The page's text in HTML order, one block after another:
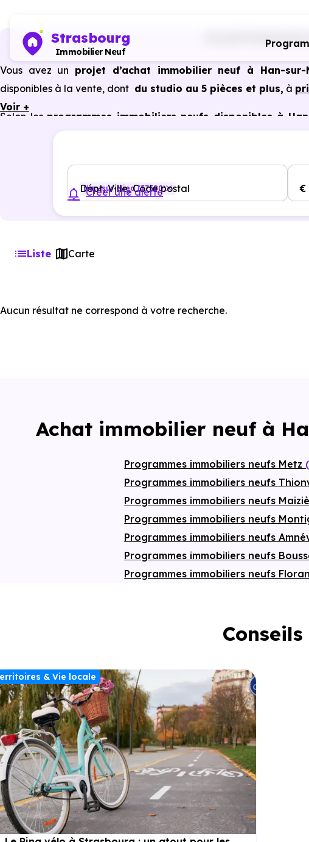
Strasbourg
Immobilier Neuf
Vous avez un projet d’achat immobilier neuf à Han-sur-
disponibles à la vente, dont du studio au 5 pièces et plus, à
Selon les programmes immobiliers neufs disponibles à
Voir +
Dépt, Ville, Code postal
Han-sur-Nied (57580) €
Créer une alerte
Liste Carte
Aucun résultat ne correspond à votre recherche.
Achat immobilier neuf à
Programmes immobiliers neufs Metz
Programmes immobiliers neufs
Programmes immobiliers neufs
Programmes immobiliers neufs
Programmes immobiliers neufs
Programmes immobiliers neufs
Programmes immobiliers neufs
& Vie locale